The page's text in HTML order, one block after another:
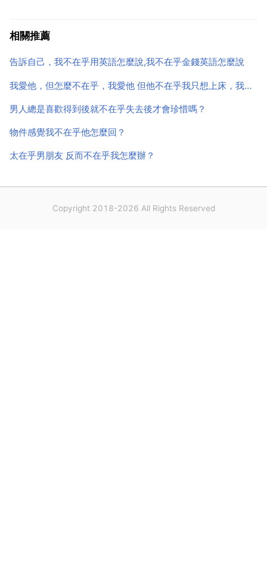
心。.天街小雨潤如酥，草色遙看近卻無 出自唐代詩人
相關推薦
告訴自己，我不在乎用英語怎麼說,我不在乎金錢英語怎麼說
我愛他，但怎麼不在乎，我愛他 但他不在乎我只想上床，我也不知道他怎麼想的，聽他意思只能先跟他上床然後他說繼續發現下去，
男人總是喜歡得到後就不在乎失去後才會珍惜嗎？
物件感覺我不在乎他怎麼回？
太在乎男朋友 反而不在乎我怎麼辦？
Copyright 2018-2026 All Rights Reserved